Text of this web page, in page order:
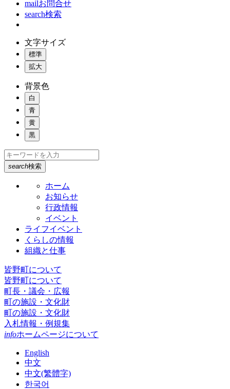
mailお問合せ
search検索
文字サイズ
標準
拡大
背景色
白
青
黄
黒
search検索
ホーム
お知らせ
行政情報
イベント
ライフイベント
くらしの情報
組織と仕事
皆野町について
皆野町について
町長・議会・広報
町の施設・文化財
町の施設・文化財
入札情報・例規集
infoホームページについて
English
中文
中文(繁體字)
한국어